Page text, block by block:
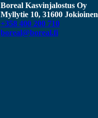
Boreal Kasvinjalostus Oy
Myllytie 10, 31600 Jokioinen
+358 400 200 710
boreal@boreal.fi